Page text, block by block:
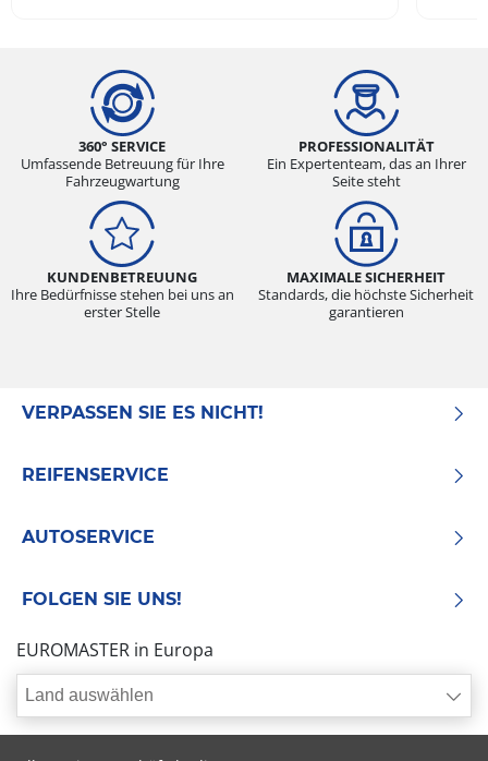
360° SERVICE
Umfassende Betreuung für Ihre
Fahrzeugwartung
PROFESSIONALITÄT
Ein Expertenteam, das an Ihrer
Seite steht
KUNDENBETREUUNG
Ihre Bedürfnisse stehen bei uns an
erster Stelle
MAXIMALE SICHERHEIT
Standards, die höchste Sicherheit
garantieren
VERPASSEN SIE ES NICHT!
REIFENSERVICE
AUTOSERVICE
FOLGEN SIE UNS!
EUROMASTER in Europa
Land auswählen